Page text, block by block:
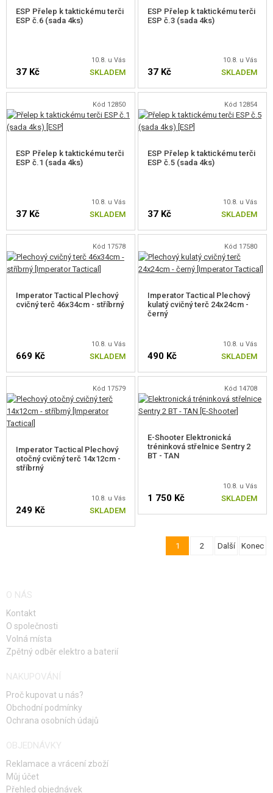
ESP Přelep k taktickému terči
ESP č.6 (sada 4ks)
10.8. u Vás
37 Kč SKLADEM
ESP Přelep k taktickému terči
ESP č.3 (sada 4ks)
10.8. u Vás
37 Kč SKLADEM
Kód 12850
ESP Přelep k taktickému terči
ESP č.1 (sada 4ks)
10.8. u Vás
37 Kč SKLADEM
Kód 12854
ESP Přelep k taktickému terči
ESP č.5 (sada 4ks)
10.8. u Vás
37 Kč SKLADEM
Kód 17578
Imperator Tactical Plechový
cvičný terč 46x34cm - stříbrný
10.8. u Vás
669 Kč SKLADEM
Kód 17580
Imperator Tactical Plechový
kulatý cvičný terč 24x24cm -
černý
10.8. u Vás
490 Kč SKLADEM
Kód 17579
Imperator Tactical Plechový
otočný cvičný terč 14x12cm -
stříbrný
10.8. u Vás
249 Kč SKLADEM
Kód 14708
E-Shooter Elektronická
tréninková střelnice Sentry 2
BT - TAN
10.8. u Vás
1 750 Kč SKLADEM
1 2 Další Konec
O NÁS
Kontakt
O společnosti
Volná místa
Zpětný odběr elektro a baterií
NAKUPOVÁNÍ
Proč kupovat u nás?
Obchodní podmínky
Ochrana osobních údajů
OBJEDNÁVKY
Reklamace a vrácení zboží
Můj účet
Přehled objednávek